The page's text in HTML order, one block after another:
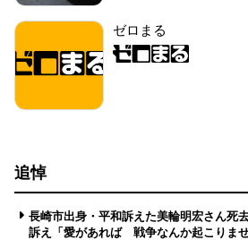
ゼロまる
追悼
長崎市出身・平和訴えた美輪明宏さん
訴え「愛があれば 戦争なんか起こりませ